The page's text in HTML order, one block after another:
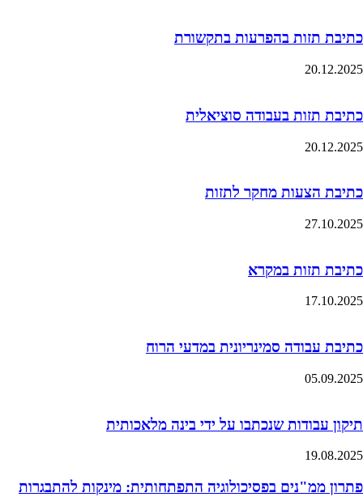
כתיבת תזות בהפרעות בתקשורת
20.12.2025
כתיבת תזות בעבודה סוציאלית
20.12.2025
כתיבת הצעות מחקר לתזות
27.10.2025
כתיבת תזות במקרא
17.10.2025
כתיבת עבודה סמינריונית במדעי הרוח
05.09.2025
תיקון עבודות שנכתבו על ידי בינה מלאכותית
19.08.2025
פתרון ממ"נים בפסיכולוגיה התפתחותית: מינקות להתבגרות